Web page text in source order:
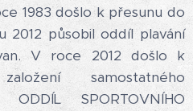
1983 došlo k přesunu do
působil oddíl plavání
V roce 2012 došlo k
samostatného
SPORTOVNÍHO